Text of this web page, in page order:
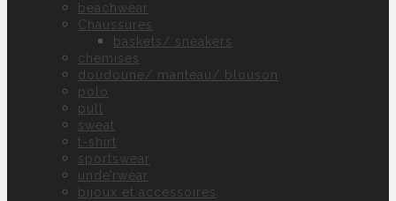
beachwear
Chaussures
baskets/ sneakers
chemises
doudoune/ manteau/ blouson
polo
pull
sweat
t-shirt
sportswear
unde’rwear
bijoux et accessoires